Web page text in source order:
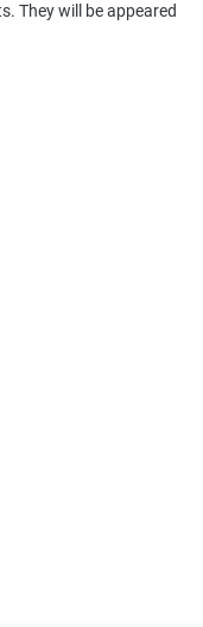
They will be appeared